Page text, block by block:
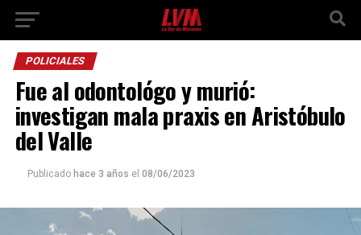
POLICIALES
Fue al odontológo y murió:
investigan mala praxis en Aristóbulo
del Valle
Publicado hace 3 años el 08/06/2023